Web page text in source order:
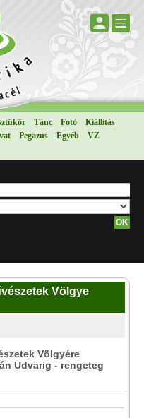
Tánc Fotó
Kiállítás
Pegazus Egyéb
VZ
Völgye
Völgyére
Udvarig - rengeteg